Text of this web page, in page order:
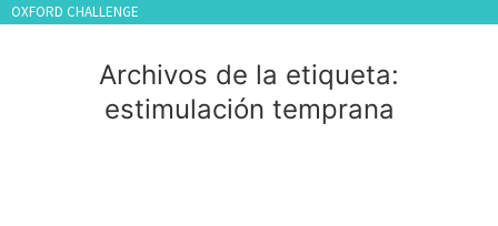
OXFORD CHALLENGE
Archivos de la etiqueta:
estimulación temprana